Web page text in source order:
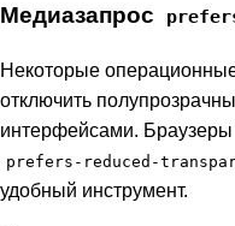
Медиазапрос
Некоторые
отключить
интерфейсами.
prefers-reduced-
удобный инструмент.